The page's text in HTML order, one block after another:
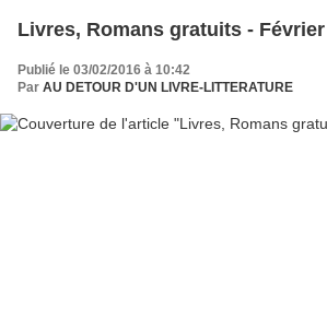
Livres, Romans gratuits - Février
Publié le 03/02/2016 à 10:42
Par AU DETOUR D'UN LIVRE-LITTERATURE